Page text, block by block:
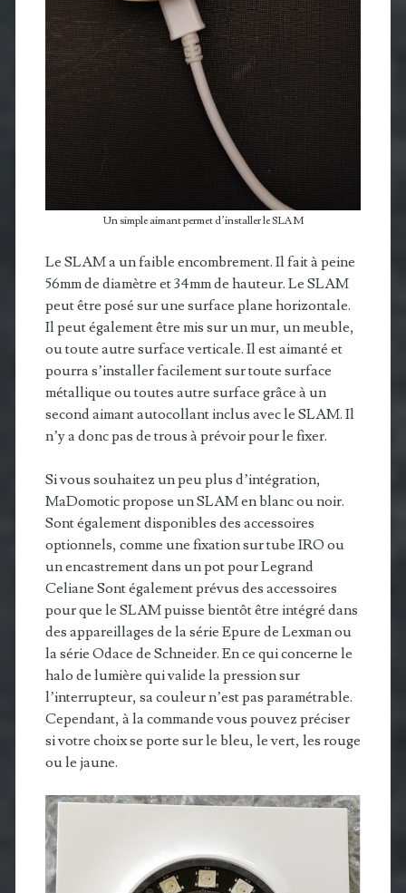
Un simple aimant permet d’installer le SLAM
Le SLAM a un faible encombrement. Il fait à peine
56mm de diamètre et 34mm de hauteur. Le SLAM
peut être posé sur une surface plane horizontale.
Il peut également être mis sur un mur, un meuble,
ou toute autre surface verticale. Il est aimanté et
pourra s’installer facilement sur toute surface
métallique ou toutes autre surface grâce à un
second aimant autocollant inclus avec le SLAM. Il
n’y a donc pas de trous à prévoir pour le fixer.
Si vous souhaitez un peu plus d’intégration,
MaDomotic propose un SLAM en blanc ou noir.
Sont également disponibles des accessoires
optionnels, comme une fixation sur tube IRO ou
un encastrement dans un pot pour Legrand
Celiane Sont également prévus des accessoires
pour que le SLAM puisse bientôt être intégré dans
des appareillages de la série Epure de Lexman ou
la série Odace de Schneider. En ce qui concerne le
halo de lumière qui valide la pression sur
l’interrupteur, sa couleur n’est pas paramétrable.
Cependant, à la commande vous pouvez préciser
si votre choix se porte sur le bleu, le vert, les rouge
ou le jaune.